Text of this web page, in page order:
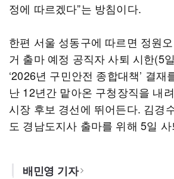
정에 따르겠다”는 방침이다.
한편 서울 성동구에 따르면 정원
거 출마 예정 공직자 사퇴 시한(5
‘2026년 구민안전 종합대책’ 결재
난 12년간 맡아온 구청장직을 내
시장 후보 경선에 뛰어든다. 김경
도 경남도지사 출마를 위해 5일
배민영 기자